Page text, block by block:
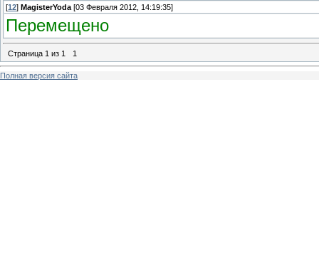
[12] MagisterYoda [03 Февраля 2012, 14:19:35]
Перемещено
Страница 1 из 1 1
Полная версия сайта